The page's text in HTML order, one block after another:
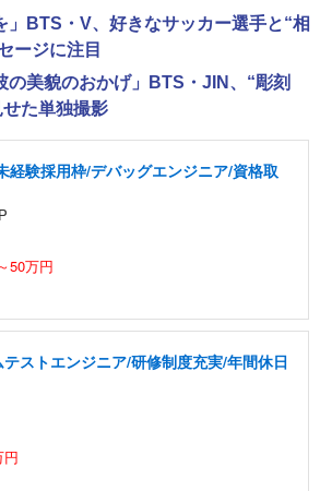
」BTS・V、好きなサッカー選手と“相
ージに注目
の美貌のおかげ」BTS・JIN、“彫刻
た単独撮影
経験採用枠/デバッグエンジニア/資格取
50万円
ストエンジニア/研修制度充実/年間休日
円